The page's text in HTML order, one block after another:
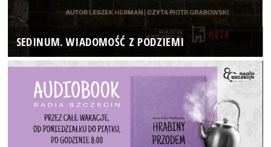
SEDINUM. WIADOMOŚĆ Z PODZIEMI